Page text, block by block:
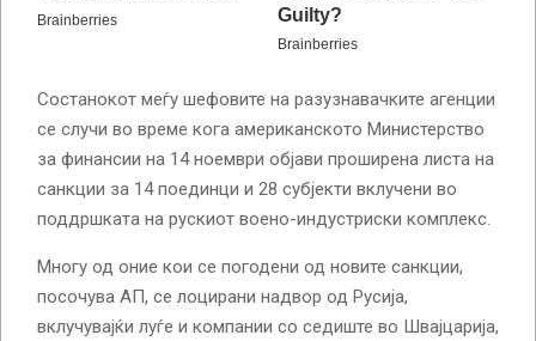
Состанокот меѓу шефовите на разузнавачките агенции
се случи во време кога американското Министерство
за финансии на 14 ноември објави проширена листа на
санкции за 14 поединци и 28 субјекти вклучени во
поддршката на рускиот воено-индустриски комплекс.
Многу од оние кои се погодени од новите санкции,
посочува АП, се лоцирани надвор од Русија,
вклучувајќи луѓе и компании со седиште во Швајцарија,